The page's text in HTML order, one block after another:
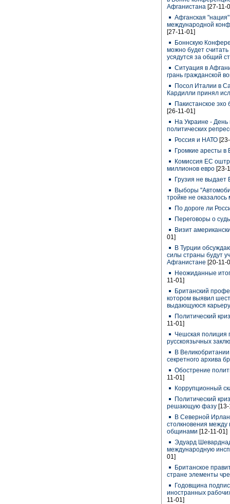
Афганистана [27-11-
Афганская
международной
[27-11-01]
Боннскую
можно будет
усядутся за общий
Ситуация в
грань гражданской
Посол Италии в
Кардилли принял
Пакистанское
[26-11-01]
На Украине - День
политических
Россия и НАТО
Громкие аресты в
Комиссия ЕС
миллионов евро [23-
Грузия не
Выборы
тройке не
По дороге ли
Переговоры о
Визит
01]
В Турции
силы страны будут
Афганистане [20-11-
Неожиданные
11-01]
Британский
котором выявил
выдающуюся
Политический
11-01]
Чешская полиция
русскоязычных
В
секретного архива
Обострение
11-01]
Коррупционный
Политический
решающую фазу
В Северной
столкновения между
общинами [12-11-01]
Эдуард
международную
01]
Британское
стране элементы
Годовщина
иностранных
11-01]